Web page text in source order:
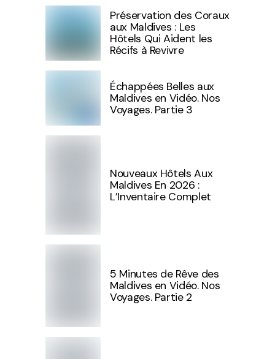
Préservation des Coraux
aux Maldives : Les
Hôtels Qui Aident les
Récifs à Revivre
Échappées Belles aux
Maldives en Vidéo. Nos
Voyages. Partie 3
Nouveaux Hôtels Aux
Maldives En 2026 :
L’Inventaire Complet
5 Minutes de Rêve des
Maldives en Vidéo. Nos
Voyages. Partie 2